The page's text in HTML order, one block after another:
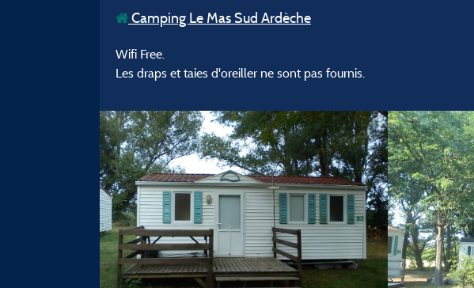
Camping Le Mas Sud Ardèche
Wifi Free.
Les draps et taies d'oreiller ne sont pas fournis.